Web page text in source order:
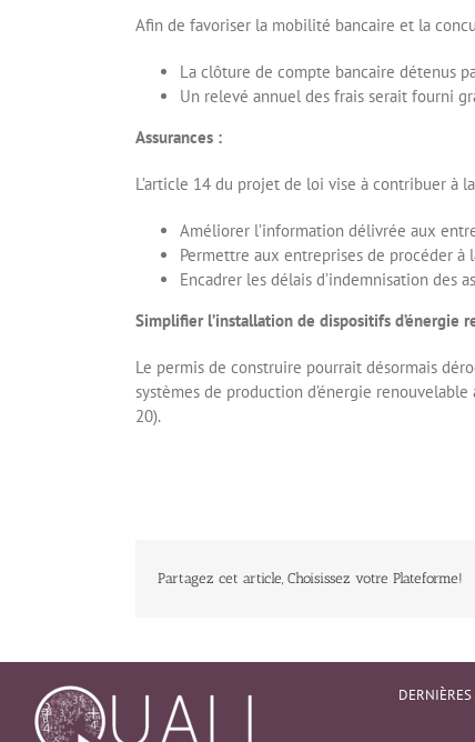
Afin de favoriser la mobilité bancaire et la
La clôture de compte bancaire détenus
Un relevé annuel des frais serait fourni
Assurances :
L’article 14 du projet de loi vise à contribuer à
Améliorer l’information délivrée aux
Permettre aux entreprises de procéder à
Encadrer les délais d’indemnisation des
Simplifier l’installation de dispositifs d’énergie
Le permis de construire pourrait désormais
systèmes de production d’énergie
20).
Partagez cet article, Choisissez votre Plateforme!